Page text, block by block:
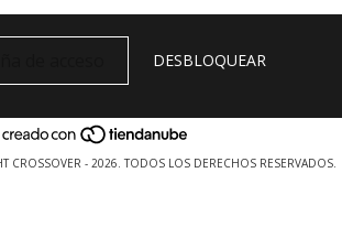
CROSSOVER - 2026. TODOS LOS DERECHOS RESERVADOS.